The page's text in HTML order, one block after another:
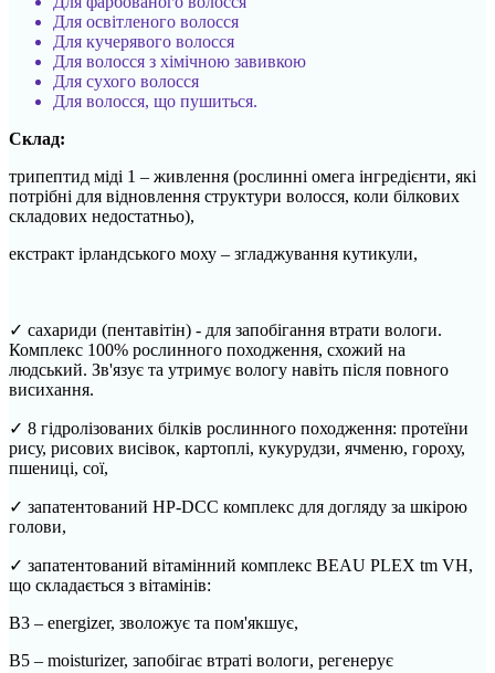
Для освітленого волосся
Для кучерявого волосся
Для волосся з хімічною завивкою
Для сухого волосся
Для волосся, що пушиться.
Склад:
трипептид міді 1 – живлення (рослинні омега інгредієнти, які
потрібні для відновлення структури волосся, коли білкових
складових недостатньо),
екстракт ірландського моху – згладжування кутикули,
✓ сахариди (пентавітін) - для запобігання втрати вологи.
Комплекс 100% рослинного походження, схожий на
людський. Зв'язує та утримує вологу навіть після повного
висихання.
✓ 8 гідролізованих білків рослинного походження: протеїни
рису, рисових висівок, картоплі, кукурудзи, ячменю, гороху,
пшениці, сої,
✓ запатентований HP-DCC комплекс для догляду за шкірою
голови,
✓ запатентований вітамінний комплекс BEAU PLEX tm VH,
що складається з вітамінів:
В3 – energizer, зволожує та пом'якшує,
В5 – moisturizer, запобігає втраті вологи, регенерує